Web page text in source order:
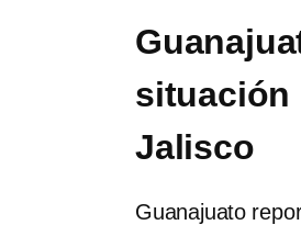
situación
Jalisco
Guanajuato